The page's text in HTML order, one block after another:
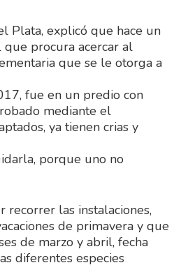
Plata, explicó que hace un
que procura acercar al
que se le otorga a
fue en un predio con
mediante el
ya tienen crias y
porque uno no
las instalaciones,
de primavera y que
de marzo y abril, fecha
diferentes especies